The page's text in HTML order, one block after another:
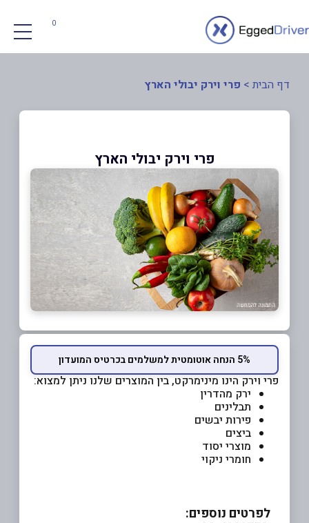
0
דף הבית > פרי וירק יבולי הארץ
פרי וירק יבולי הארץ
5% הנחה אוטומטית למשלמים בכרטיס המועדון
פרי וירק הינו מינימרקט, בין המוצרים שלנו ניתן למצוא:
ירק מהדרין
תבלינים
פירות יבשים
ביצים
מוצרי יסוד
חומרי ניקוי
לפרטים נוספים: